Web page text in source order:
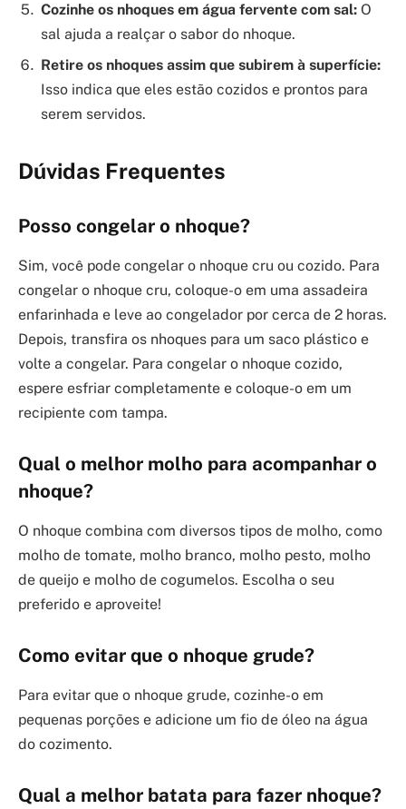
Cozinhe os nhoques em água fervente com sal: O
sal ajuda a realçar o sabor do nhoque.
Retire os nhoques assim que subirem à superfície:
Isso indica que eles estão cozidos e prontos para
serem servidos.
Dúvidas Frequentes
Posso congelar o nhoque?
Sim, você pode congelar o nhoque cru ou cozido. Para
congelar o nhoque cru, coloque-o em uma assadeira
enfarinhada e leve ao congelador por cerca de 2 horas.
Depois, transfira os nhoques para um saco plástico e
volte a congelar. Para congelar o nhoque cozido,
espere esfriar completamente e coloque-o em um
recipiente com tampa.
Qual o melhor molho para acompanhar o
nhoque?
O nhoque combina com diversos tipos de molho, como
molho de tomate, molho branco, molho pesto, molho
de queijo e molho de cogumelos. Escolha o seu
preferido e aproveite!
Como evitar que o nhoque grude?
Para evitar que o nhoque grude, cozinhe-o em
pequenas porções e adicione um fio de óleo na água
do cozimento.
Qual a melhor batata para fazer nhoque?